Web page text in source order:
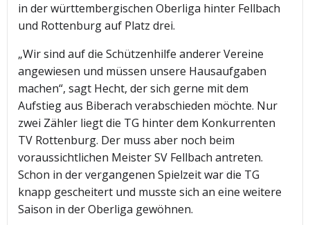
in der württembergischen Oberliga hinter Fellbach
und Rottenburg auf Platz drei.
„Wir sind auf die Schützenhilfe anderer Vereine
angewiesen und müssen unsere Hausaufgaben
machen“, sagt Hecht, der sich gerne mit dem
Aufstieg aus Biberach verabschieden möchte. Nur
zwei Zähler liegt die TG hinter dem Konkurrenten
TV Rottenburg. Der muss aber noch beim
voraussichtlichen Meister SV Fellbach antreten.
Schon in der vergangenen Spielzeit war die TG
knapp gescheitert und musste sich an eine weitere
Saison in der Oberliga gewöhnen.